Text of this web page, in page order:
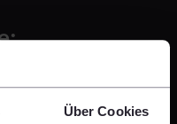
Über Cookies
Wirtschaft